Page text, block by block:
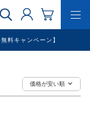
料キャンペーン】
価格が安い順